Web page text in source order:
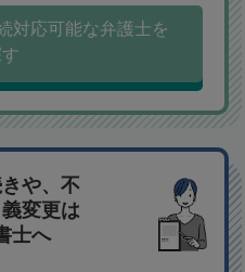
対応可能な弁護士を
や、不
変更は
士へ